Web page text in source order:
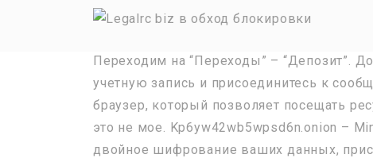
Переходим на “Переходы” – “Депозит”.
учетную запись и присоединитесь к
браузер, который позволяет посещать
это не мое. Kp6yw42wb5wpsd6n.onion –
двойное шифрование ваших данных,